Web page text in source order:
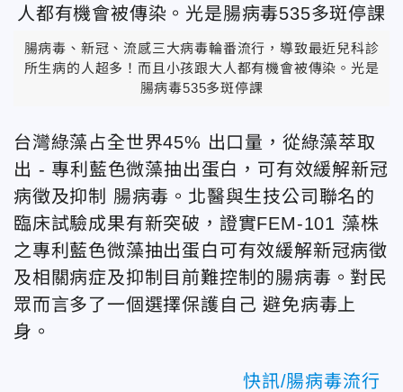
腸病毒、新冠、流感三大病毒輪番流行，導致最近兒科診
所生病的人超多！而且小孩跟大人都有機會被傳染。光是
腸病毒535多斑停課
台灣綠藻占全世界45% 出口量，從綠藻萃取
出 - 專利藍色微藻抽出蛋白，可有效緩解新冠
病徵及抑制 腸病毒。北醫與生技公司聯名的
臨床試驗成果有新突破，證實FEM-101 藻株
之專利藍色微藻抽出蛋白可有效緩解新冠病徵
及相關病症及抑制目前難控制的腸病毒。對民
眾而言多了一個選擇保護自己 避免病毒上
身。
快訊/腸病毒流行